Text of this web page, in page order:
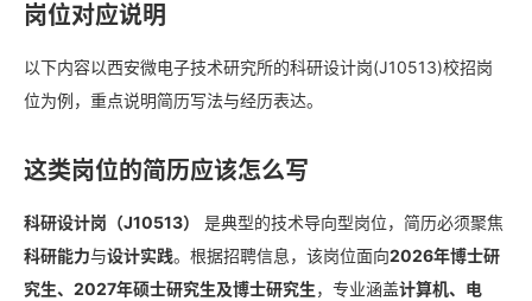
岗位对应说明
以下内容以西安微电子技术研究所的科研设计岗(J10513)校招岗
位为例，重点说明简历写法与经历表达。
这类岗位的简历应该怎么写
科研设计岗（J10513）
是典型的技术导向型岗位，简历必须聚焦
科研能力与设计实践。根据招聘信息，该岗位面向2026年博士研
究生、2027年硕士研究生及博士研究生，专业涵盖计算机、电